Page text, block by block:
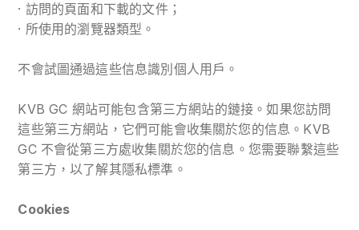
· 訪問的頁面和下載的文件；
· 所使用的瀏覽器類型。
不會試圖通過這些信息識別個人用戶。
KVB GC 網站可能包含第三方網站的鏈接。如果您訪問
這些第三方網站，它們可能會收集關於您的信息。KVB
GC 不會從第三方處收集關於您的信息。您需要聯繫這些
第三方，以了解其隱私標準。
Cookies